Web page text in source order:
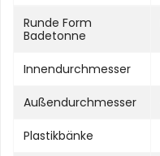
Runde Form
Badetonne
Innendurchmesser
Außendurchmesser
Plastikbänke